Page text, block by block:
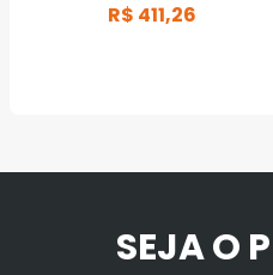
R$ 411,26
SEJA O